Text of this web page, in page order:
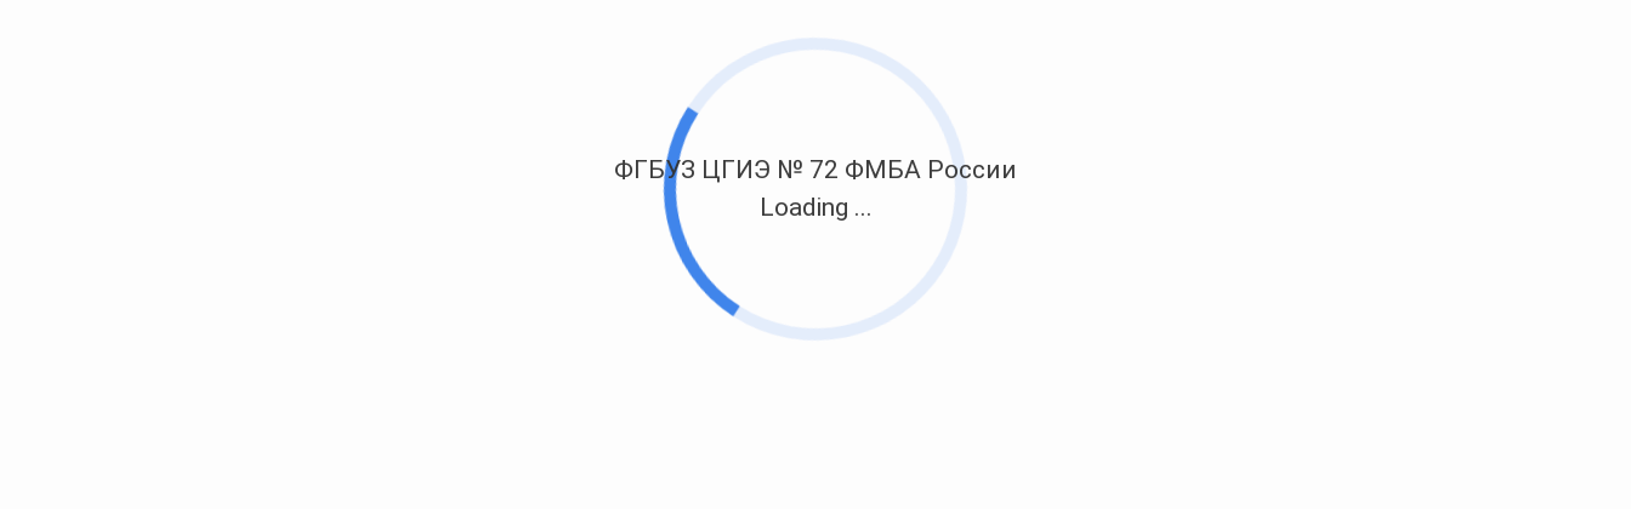
ФГБУЗ ЦГИЭ № 72 ФМБА России
Loading ...